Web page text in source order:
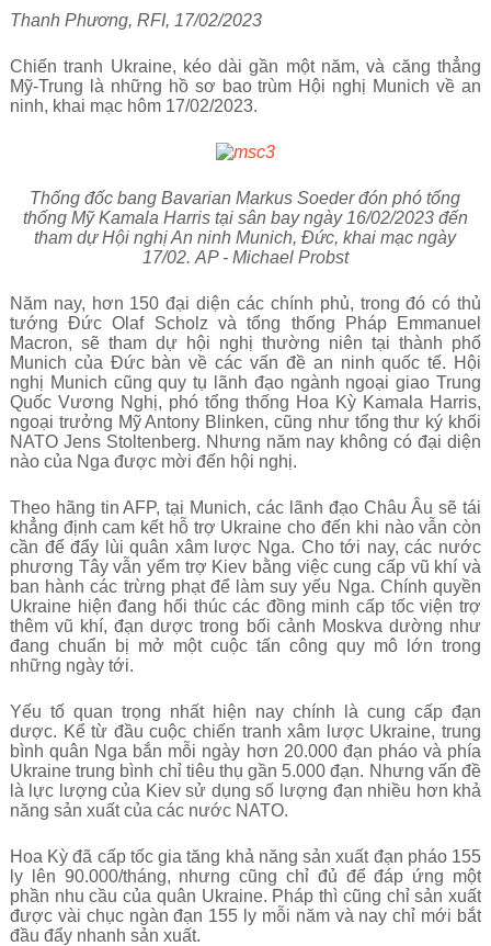
Thanh Phương, RFI, 17/02/2023
Chiến tranh Ukraine, kéo dài gần một năm, và căng thẳng
Mỹ-Trung là những hồ sơ bao trùm Hội nghị Munich về an
ninh, khai mạc hôm 17/02/2023.
Thống đốc bang Bavarian Markus Soeder đón phó tổng
thống Mỹ Kamala Harris tại sân bay ngày 16/02/2023 đến
tham dự Hội nghị An ninh Munich, Đức, khai mạc ngày
17/02. AP - Michael Probst
Năm nay, hơn 150 đại diện các chính phủ, trong đó có thủ
tướng Đức Olaf Scholz và tổng thống Pháp Emmanuel
Macron, sẽ tham dự hội nghị thường niên tại thành phố
Munich của Đức bàn về các vấn đề an ninh quốc tế. Hội
nghị Munich cũng quy tụ lãnh đạo ngành ngoại giao Trung
Quốc Vương Nghị, phó tổng thống Hoa Kỳ Kamala Harris,
ngoại trưởng Mỹ Antony Blinken, cũng như tổng thư ký khối
NATO Jens Stoltenberg. Nhưng năm nay không có đại diện
nào của Nga được mời đến hội nghị.
Theo hãng tin AFP, tại Munich, các lãnh đạo Châu Âu sẽ tái
khẳng định cam kết hỗ trợ Ukraine cho đến khi nào vẫn còn
cần để đẩy lùi quân xâm lược Nga. Cho tới nay, các nước
phương Tây vẫn yểm trợ Kiev bằng việc cung cấp vũ khí và
ban hành các trừng phạt để làm suy yếu Nga. Chính quyền
Ukraine hiện đang hối thúc các đồng minh cấp tốc viện trợ
thêm vũ khí, đạn dược trong bối cảnh Moskva dường như
đang chuẩn bị mở một cuộc tấn công quy mô lớn trong
những ngày tới.
Yếu tố quan trọng nhất hiện nay chính là cung cấp đạn
dược. Kể từ đầu cuộc chiến tranh xâm lược Ukraine, trung
bình quân Nga bắn mỗi ngày hơn 20.000 đạn pháo và phía
Ukraine trung bình chỉ tiêu thụ gần 5.000 đạn. Nhưng vấn đề
là lực lượng của Kiev sử dụng số lượng đạn nhiều hơn khả
năng sản xuất của các nước NATO.
Hoa Kỳ đã cấp tốc gia tăng khả năng sản xuất đạn pháo 155
ly lên 90.000/tháng, nhưng cũng chỉ đủ để đáp ứng một
phần nhu cầu của quân Ukraine. Pháp thì cũng chỉ sản xuất
được vài chục ngàn đạn 155 ly mỗi năm và nay chỉ mới bắt
đầu đẩy nhanh sản xuất.